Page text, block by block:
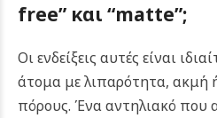
free” και “matte”;
Οι ενδείξεις αυτές είναι
άτομα με λιπαρότητα, ακμή
πόρους. Ένα αντηλιακό που